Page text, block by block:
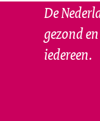
De
gezond
iedereen.